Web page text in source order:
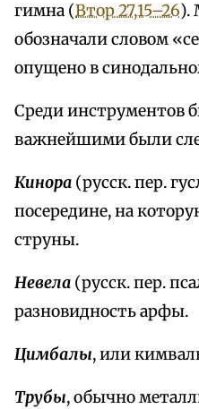
гимна (Втор 27,15–26).
обозначали словом
опущено в
Среди инструментов
важнейшими были
Кинора (русск. пер.
посередине, на
струны.
Невела (русск. пер.
разновидность арфы.
Цимбалы, или
Трубы, обычно